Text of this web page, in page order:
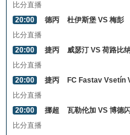
比分直播
20:00
德丙
杜伊斯堡 VS 梅彭
比分直播
20:00
捷丙
威瑟汀 VS 荷路比
比分直播
20:00
捷丙
FC Fastav Vsetín
比分直播
20:00
挪超
瓦勒伦加 VS 博德
比分直播